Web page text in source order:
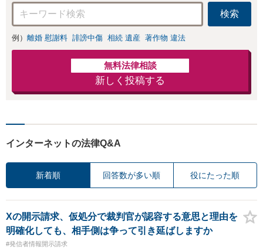
検索
例） 離婚 慰謝料 誹謗中傷 相続 遺産 著作物 違法
無料法律相談
新しく投稿する
インターネットの法律Q&A
新着順 回答数が多い順 役にたった順
Xの開示請求、仮処分で裁判官が認容する意思と理由を
明確化しても、相手側は争って引き延ばしますか
#発信者情報開示請求